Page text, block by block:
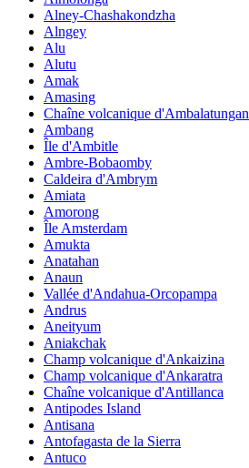
Alney-Chashakondzha
Alngey
Alu
Alutu
Amak
Amasing
Chaîne volcanique d'Ambalatungan
Ambang
Île d'Ambitle
Ambre-Bobaomby
Caldeira d'Ambrym
Amiata
Amorong
Île Amsterdam
Amukta
Anatahan
Anaun
Vallée d'Andahua-Orcopampa
Andrus
Aneityum
Aniakchak
Champ volcanique d'Ankaizina
Champ volcanique d'Ankaratra
Chaîne volcanique d'Antillanca
Antipodes Island
Antisana
Antofagasta de la Sierra
Antuco